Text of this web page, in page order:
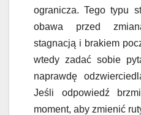
ogranicza. Tego typu
obawa przed
stagnacją i brakiem
wtedy zadać sobie
naprawdę
Jeśli odpowiedź
moment, aby zmienić